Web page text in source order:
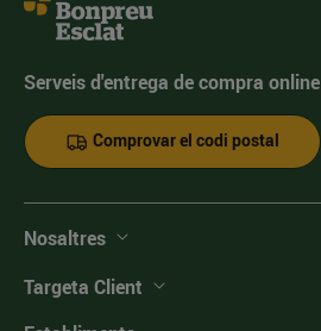
Serveis d'entrega de compra online
Comprovar el codi postal
Nosaltres
Targeta Client